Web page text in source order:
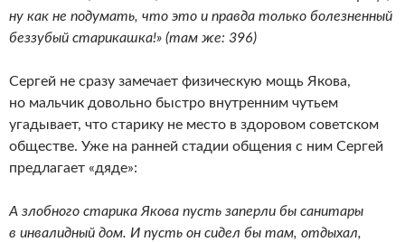
ну как не подумать, что это и правда только болезненный
беззубый старикашка!» (там же: 396)
Сергей не сразу замечает физическую мощь Якова,
но мальчик довольно быстро внутренним чутьем
угадывает, что старику не место в здоровом советском
обществе. Уже на ранней стадии общения с ним Сергей
предлагает «дяде»:
А злобного старика Якова пусть заперли бы санитары
в инвалидный дом. И пусть он сидел бы там, отдыхал,